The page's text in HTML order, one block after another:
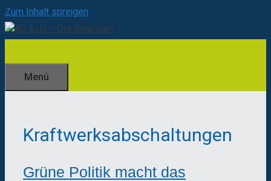
Zum Inhalt springen
Menü
Kraftwerksabschaltungen
Grüne Politik macht das